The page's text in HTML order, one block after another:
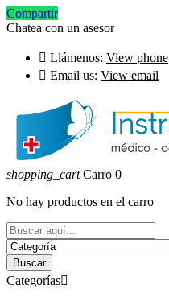
Compartir
Chatea con un asesor
 Llámenos: View phone
 Email us: View email
shopping_cart Carro 0
No hay productos en el carro
Buscar
Categorías